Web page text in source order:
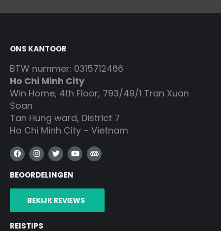
ONS KANTOOR
BTW nummer: 0315712466
Ho Chi Minh City
Win Home, 4th Floor, 793/49/1 Tran Xuan
Soan
Tan Hung ward, District 7
Ho Chi Minh City – Vietnam
F
a
c
e
o
I
n
s
t
g
r
m
T
w
i
t
e
r
Y
o
b
e
T
r
d
s
BEOORDELINGEN
BEKIJK REVIEWS
REISTIPS